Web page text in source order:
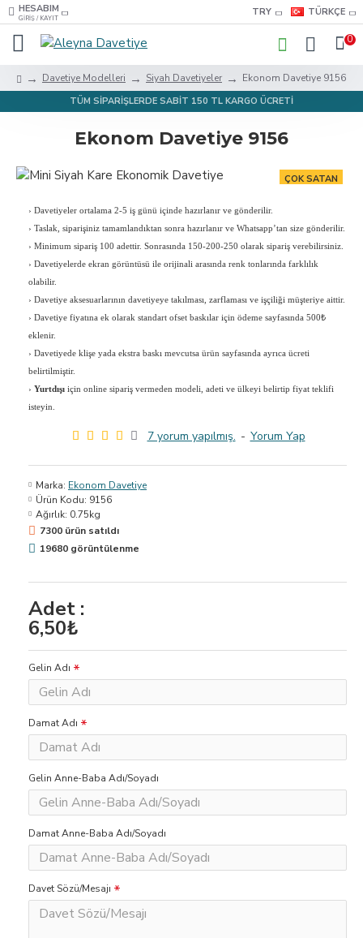
HESABIM
GIRIŞ / KAYIT
TRY TÜRKÇE
0
Davetiye Modelleri Siyah Davetiyeler Ekonom Davetiye 9156
TÜM SİPARİŞLERDE SABİT 150 TL KARGO ÜCRETİ
Ekonom Davetiye 9156
ÇOK SATAN
› Davetiyeler ortalama 2-5 iş günü içinde hazırlanır ve gönderilir.
› Taslak, siparişiniz tamamlandıktan sonra hazırlanır ve Whatsapp’tan size gönderilir.
› Minimum sipariş 100 adettir. Sonrasında 150-200-250 olarak sipariş verebilirsiniz.
› Davetiyelerde ekran görüntüsü ile orijinali arasında renk tonlarında farklılık
olabilir.
› Davetiye aksesuarlarının davetiyeye takılması, zarflaması ve işçiliği müşteriye aittir.
› Davetiye fiyatına ek olarak standart ofset baskılar için ödeme sayfasında 500₺
eklenir.
› Davetiyede klişe yada ekstra baskı mevcutsa ürün sayfasında ayrıca ücreti
belirtilmiştir.
› Yurtdışı için online sipariş vermeden modeli, adeti ve ülkeyi belirtip fiyat teklifi
isteyin.
7 yorum yapılmış. - Yorum Yap
Adet :
6,50₺
Marka: Ekonom Davetiye
Ürün Kodu: 9156
Ağırlık: 0.75kg
7300 ürün satıldı
19680 görüntülenme
Gelin Adı
Damat Adı
Gelin Anne-Baba Adı/Soyadı
Damat Anne-Baba Adı/Soyadı
Davet Sözü/Mesajı